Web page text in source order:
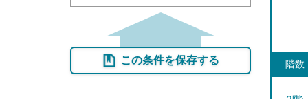
この条件を保存する 階数